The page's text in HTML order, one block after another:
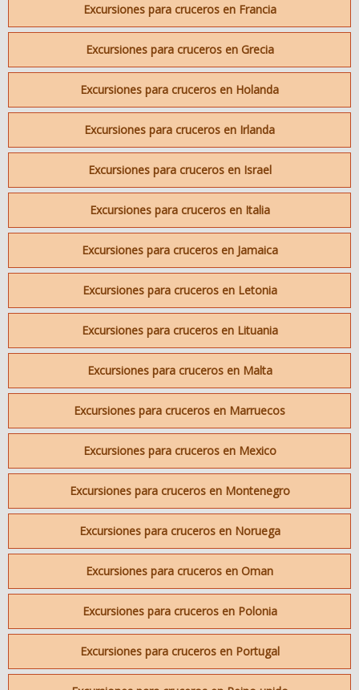
Excursiones para cruceros en Francia
Excursiones para cruceros en Grecia
Excursiones para cruceros en Holanda
Excursiones para cruceros en Irlanda
Excursiones para cruceros en Israel
Excursiones para cruceros en Italia
Excursiones para cruceros en Jamaica
Excursiones para cruceros en Letonia
Excursiones para cruceros en Lituania
Excursiones para cruceros en Malta
Excursiones para cruceros en Marruecos
Excursiones para cruceros en Mexico
Excursiones para cruceros en Montenegro
Excursiones para cruceros en Noruega
Excursiones para cruceros en Oman
Excursiones para cruceros en Polonia
Excursiones para cruceros en Portugal